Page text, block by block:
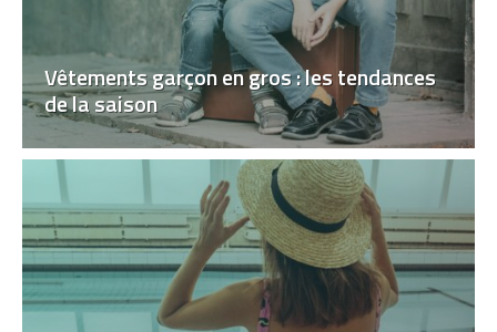
Vêtements garçon en gros : les tendances
de la saison